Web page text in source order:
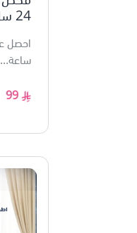
24 ساعة
ساعة...
99